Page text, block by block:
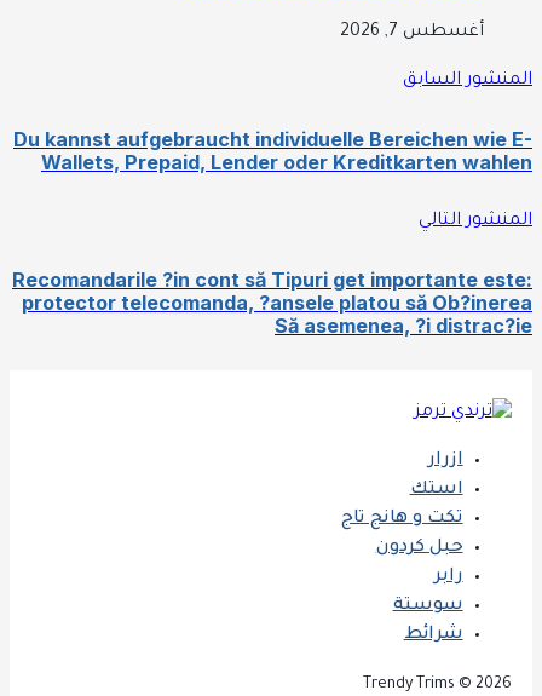
أغسطس 7, 2026
السابق
Du kannst aufgebraucht individuelle Bereichen wie
Wallets, Prepaid, Lender oder Kreditkarten
التالي
Recomandarile ?in cont să Tipuri get importante
protector telecomanda, ?ansele platou să
Să asemenea, ?i
ازرار
استك
تكت و هانج تاج
حبل كردون
رابر
سوستة
شرائط
Trendy Trims © 2026